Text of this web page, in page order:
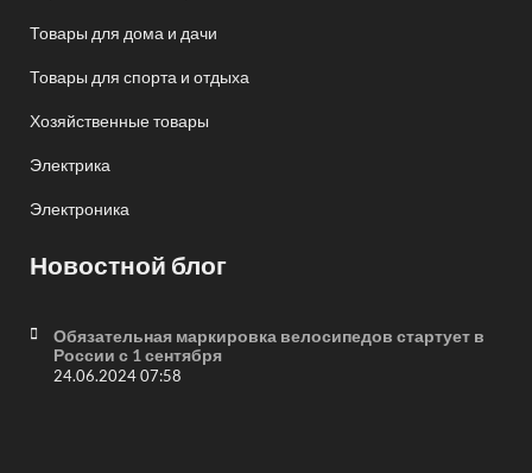
Товары для дома и дачи
Товары для спорта и отдыха
Хозяйственные товары
Электрика
Электроника
Новостной блог
Обязательная маркировка велосипедов стартует в
России с 1 сентября
24.06.2024 07:58